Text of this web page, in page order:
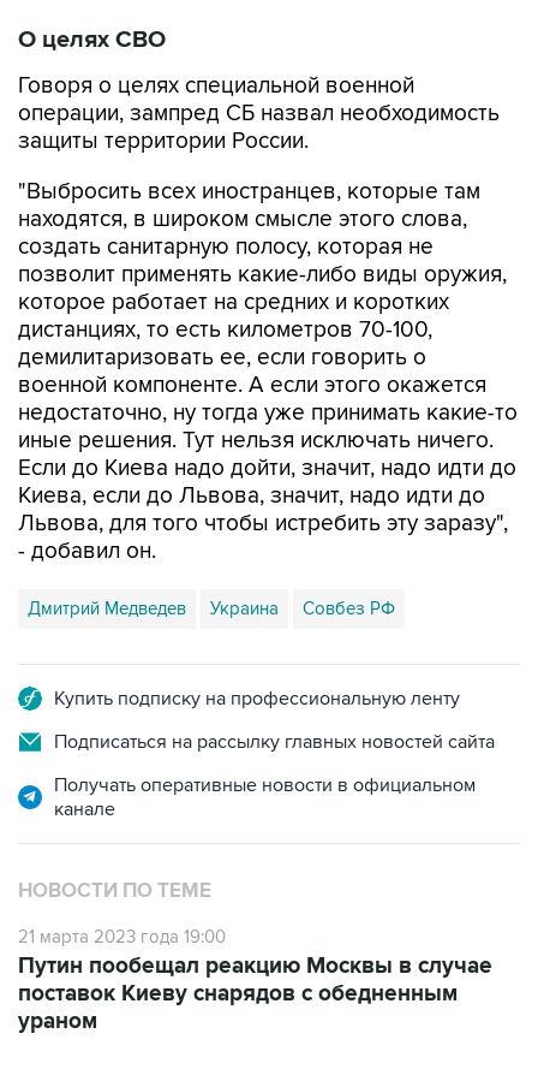
О целях СВО
Говоря о целях специальной военной
операции, зампред СБ назвал необходимость
защиты территории России.
"Выбросить всех иностранцев, которые там
находятся, в широком смысле этого слова,
создать санитарную полосу, которая не
позволит применять какие-либо виды оружия,
которое работает на средних и коротких
дистанциях, то есть километров 70-100,
демилитаризовать ее, если говорить о
военной компоненте. А если этого окажется
недостаточно, ну тогда уже принимать какие-то
иные решения. Тут нельзя исключать ничего.
Если до Киева надо дойти, значит, надо идти до
Киева, если до Львова, значит, надо идти до
Львова, для того чтобы истребить эту заразу",
- добавил он.
Дмитрий Медведев Украина Совбез РФ
Купить подписку на профессиональную ленту
Подписаться на рассылку главных новостей сайта
Получать оперативные новости в официальном
канале
НОВОСТИ ПО ТЕМЕ
21 марта 2023 года 19:00
Путин пообещал реакцию Москвы в случае
поставок Киеву снарядов с обедненным
ураном